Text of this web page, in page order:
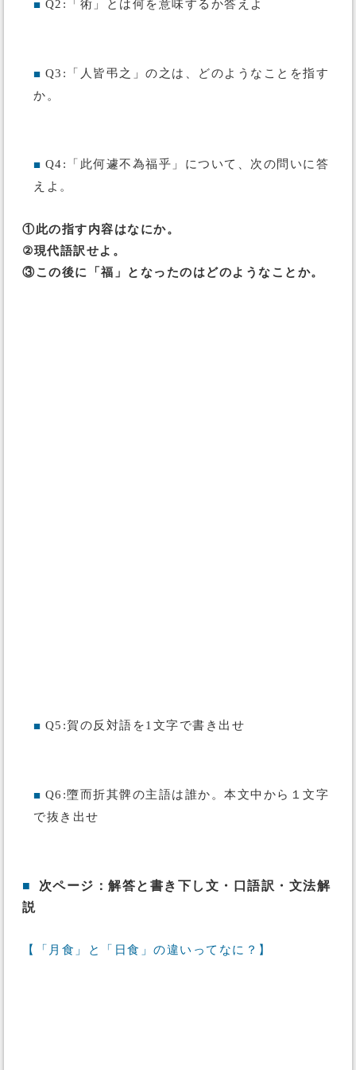
■ Q2:「術」とは何を意味するか答えよ
■ Q3:「人皆弔之」の之は、どのようなことを指す
か。
■ Q4:「此何遽不為福乎」について、次の問いに答
えよ。
①此の指す内容はなにか。
②現代語訳せよ。
③この後に「福」となったのはどのようなことか。
■ Q5:賀の反対語を1文字で書き出せ
■ Q6:墮而折其髀の主語は誰か。本文中から１文字
で抜き出せ
■
次ページ：解答と書き下し文・口語訳・文法解
説
【「月食」と「日食」の違いってなに？】